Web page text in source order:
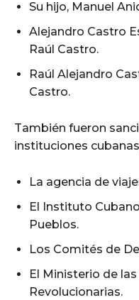
Su hijo, Manuel
Alejandro Castro
Raúl Castro.
Raúl Alejandro
Castro.
También fueron
instituciones
La agencia de
El Instituto
Pueblos.
Los Comités de
El Ministerio de
Revolucionarias.